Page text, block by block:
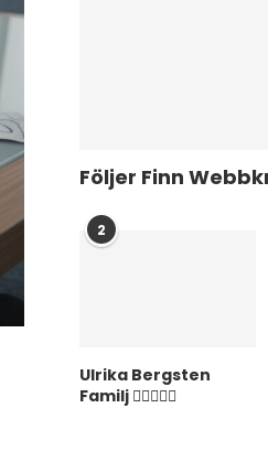
Följer Finn
2
Ulrika Bergsten
Familj ❤️‍👨‍👩‍👦‍👦